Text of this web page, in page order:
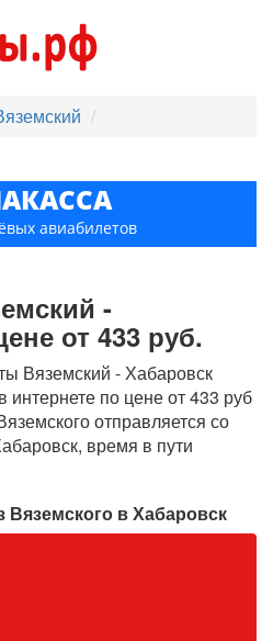
авиабилетов
-
от 433 руб.
Вяземский - Хабаровск
интернете по цене от 433 руб
отправляется со
время в пути
Вяземского в Хабаровск